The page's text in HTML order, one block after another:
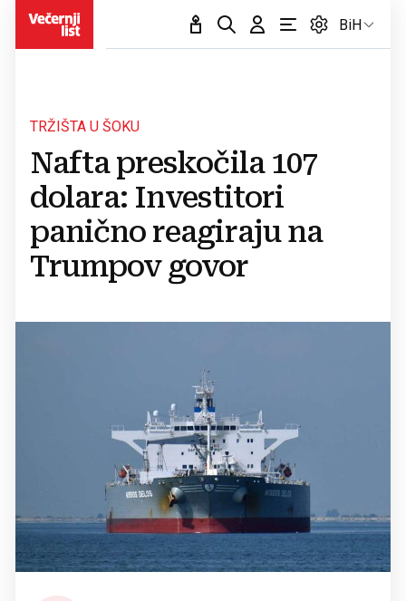
BiH
TRŽIŠTA U ŠOKU
Nafta preskočila 107
dolara: Investitori
panično reagiraju na
Trumpov govor